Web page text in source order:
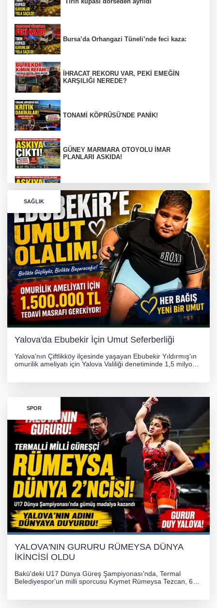
Bursa’da Orhangazi Tüneli’nde feci kaza:
İHRACAT REKORU VAR, PEKİ EMEĞİN
KARŞILIĞI NEREDE?
TONAMİ KÖPRÜSÜ'NDE PANİK!
GÜNEY MARMARA OTOYOLU İMAR
PLANLARI ASKIDA!
PLANLARI ASKIDA!
256 PARÇA ESER ELE GEÇİRİLDİ
Görüntüler yapay zekamı ?
Otomobil Hurdaya Döndü
SAĞLIK
Yalova'da Ebubekir İçin Umut Seferberliği
Yalova'nın Çiftlikköy ilçesinde yaşayan Ebubekir Yıldırmış'ın
omurilik ameliyatı için Yalova Valiliği denetiminde 1,5 milyon
SPOR
YALOVA'NIN GURURU RÜMEYSA DÜNYA
İKİNCİSİ OLDU
Bakü'deki U17 Dünya Güreş Şampiyonası'nda, Termal
Belediyespor'un milli sporcusu Kıymet Rümeysa Tezcan, 69